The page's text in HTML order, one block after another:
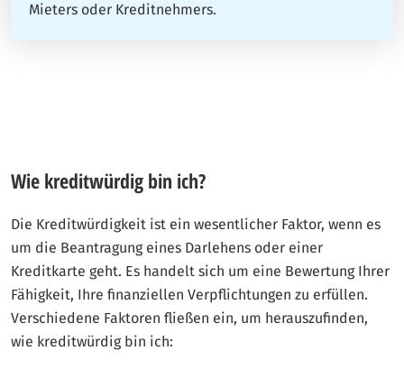
Mieters oder Kreditnehmers.
Wie kreditwürdig bin ich?
Die Kreditwürdigkeit ist ein wesentlicher Faktor, wenn es
um die Beantragung eines Darlehens oder einer
Kreditkarte geht. Es handelt sich um eine Bewertung Ihrer
Fähigkeit, Ihre finanziellen Verpflichtungen zu erfüllen.
Verschiedene Faktoren fließen ein, um herauszufinden,
wie kreditwürdig bin ich: